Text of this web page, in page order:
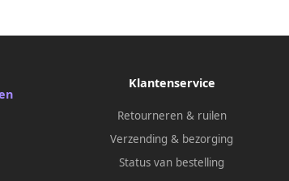
Klantenservice
Retourneren & ruilen
Verzending & bezorging
Status van bestelling